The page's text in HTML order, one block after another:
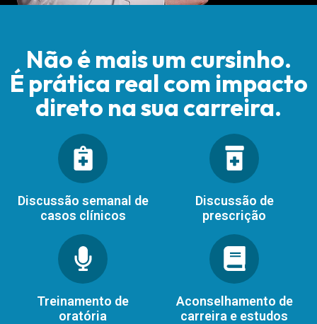
Não é mais um cursinho.
É prática real com impacto
direto na sua carreira.
Discussão semanal de
casos clínicos
Discussão de
prescrição
Treinamento de
oratória
Aconselhamento de
carreira e estudos